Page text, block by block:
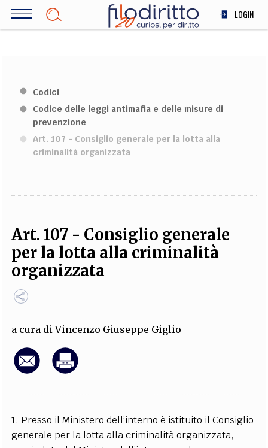
Salta
LOGIN
SCIENZA
STORIA E FILOSOFIA
INNOVAZIONE
FILODIRITTO REDAZIONE COMITATO SCIENTIFICO AUTORI
CURATORI
FOTOGRAFI
PARTNER COLLABORA CON NOI
CODICI
SOCIAL MEDIA
Codici
Codice delle leggi antimafia e delle misure di
prevenzione
Art. 107 - Consiglio generale per la lotta alla
criminalità organizzata
Art. 107 - Consiglio generale
per la lotta alla criminalità
organizzata
a cura diVincenzo Giuseppe Giglio
1. Presso il Ministero dell’interno è istituito il Consiglio
generale per la lotta alla criminalità organizzata,